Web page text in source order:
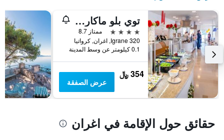
توي بلو ماكارسكا - لبالغين فقط
4 نجوم
ممتاز 8.7
Igrane 320, اغران, كرواتيا
0.1 كيلومتر عن وسط المدينة
354 ﷼
عرض الصفقة
حقائق حول الإقامة في اغران